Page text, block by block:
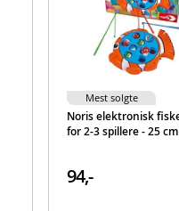
Aktuelt
Noris elektronisk
for 2-3 spillere - 25 cm
94,-
Mest solgte